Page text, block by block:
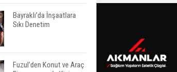
Bayraklı’da İnşaatlara
Sıkı Denetim
Fuzul’den Konut ve Araç